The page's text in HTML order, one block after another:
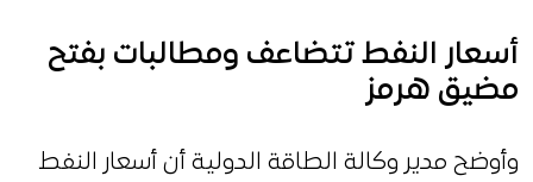
أسعار النفط تتضاعف ومطالبات بفتح
مضيق هرمز
وأوضح مدير وكالة الطاقة الدولية أن أسعار النفط